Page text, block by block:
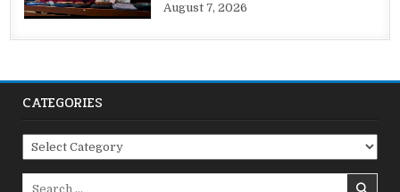
August 7, 2026
CATEGORIES
Categories